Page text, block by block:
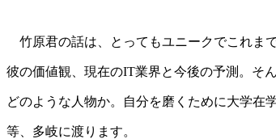
竹原君の話は、とってもユニークでこれま
彼の価値観、現在のIT業界と今後の予測。そ
どのような人物か。自分を磨くために大学在
等、多岐に渡ります。